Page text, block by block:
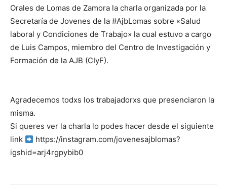
Orales de Lomas de Zamora la charla organizada por la
Secretaría de Jovenes de la #AjbLomas sobre «Salud
laboral y Condiciones de Trabajo» la cual estuvo a cargo
de Luis Campos, miembro del Centro de Investigación y
Formación de la AJB (CIyF).
Agradecemos todxs los trabajadorxs que presenciaron la
misma.
Si queres ver la charla lo podes hacer desde el siguiente
link
https://instagram.com/jovenesajblomas?
igshid=arj4rgpybib0